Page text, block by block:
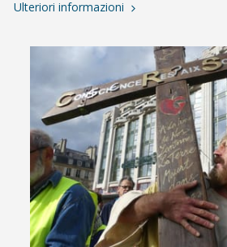
Ulteriori informazioni